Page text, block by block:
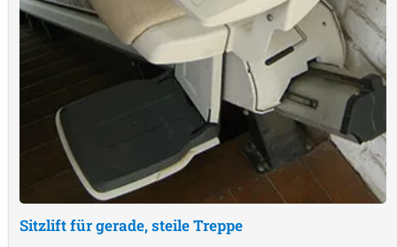
Sitzlift für gerade, steile Treppe